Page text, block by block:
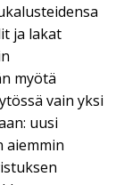
ja lakat
myötä
vain yksi
uusi
aiemmin